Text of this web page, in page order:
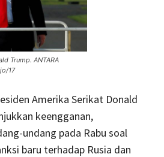
Trump. ANTARA
17
Amerika Serikat Donald
keengganan,
undang pada Rabu soal
baru terhadap Rusia dan